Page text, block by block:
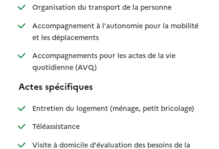
Organisation du transport de la personne: disponible
: non disponible
Accompagnement à l'autonomie pour la mobilité
et les déplacements: disponible
: non disponible
Accompagnements pour les actes de la vie
quotidienne (AVQ): disponible
: non disponible
Actes spécifiques
Entretien du logement (ménage, petit bricolage): disponible
: non
Téléassistance: disponible
: non disponible
Visite à domicile d'évaluation des besoins de la